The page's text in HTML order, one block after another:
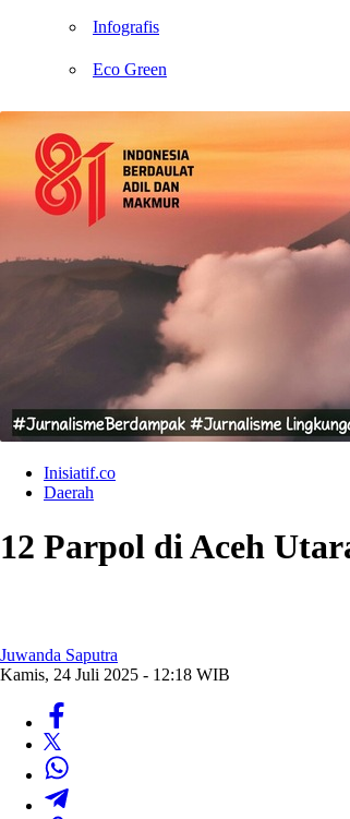
Infografis
Eco Green
Inisiatif.co
Daerah
12 Parpol di Aceh
Juwanda Saputra
Kamis, 24 Juli 2025 - 12:18 WIB